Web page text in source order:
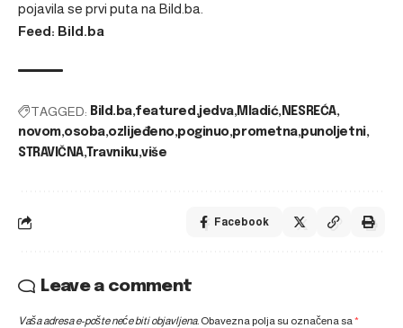
pojavila se prvi puta na Bild.ba
Feed: Bild.ba
TAGGED: Bild.ba featured jedva Mladić NESREĆA
novom osoba ozlijeđeno poginuo prometna punoljetni
STRAVIČNA Travniku više
Facebook
Leave a comment
Vaša adresa e-pošte neće biti objavljena. Obavezna polja su označena sa*